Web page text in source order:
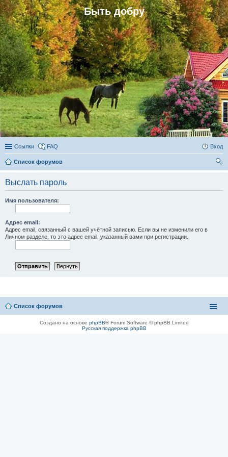
Быть добру
Ссылки FAQ Вход
Список форумов
Выслать пароль
Имя пользователя:
Адрес email:
Адрес email, связанный с вашей учётной записью. Если вы не изменили его в
Личном разделе, то это адрес email, указанный вами при регистрации.
Список форумов
Создано на основе phpBB® Forum Software © phpBB Limited
Русская поддержка phpBB